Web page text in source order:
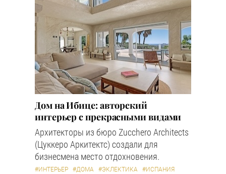
Дом на Ибице: авторский
интерьер с прекрасными видами
Архитекторы из бюро Zucchero Architects
(Цуккеро Аркитектс) создали для
бизнесмена место отдохновения.
#ИНТЕРЬЕР #ДОМА #ЭКЛЕКТИКА #ИСПАНИЯ